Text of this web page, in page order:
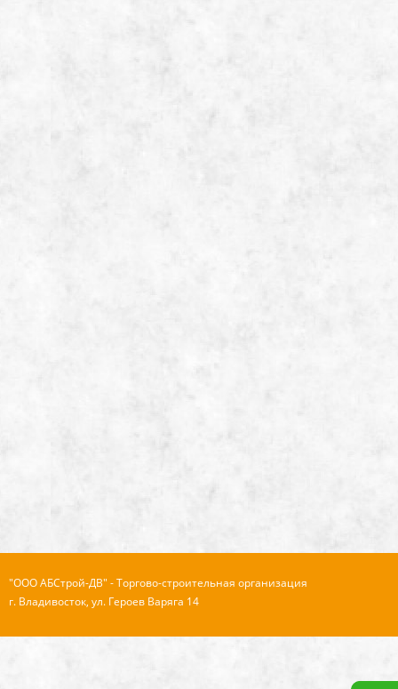
"ООО АБСтрой-ДВ" - Торгово-строительная организация
г. Владивосток, ул. Героев Варяга 14